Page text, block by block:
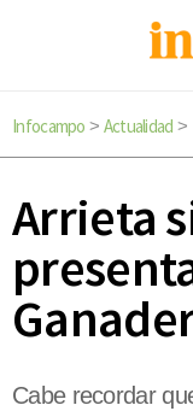
Infocampo > Actualidad >
Arrieta
Cabe recordar